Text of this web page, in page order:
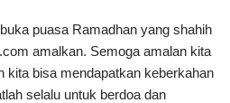
puasa Ramadhan yang shahih
amalkan. Semoga amalan kita
kita bisa mendapatkan keberkahan
selalu untuk berdoa dan